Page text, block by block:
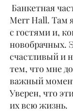
Банкетная
Merr Hall. Там
с гостями и,
новобрачных.
счастливый и
тем, что мне
важный
Уверен, что
их всю жизнь.